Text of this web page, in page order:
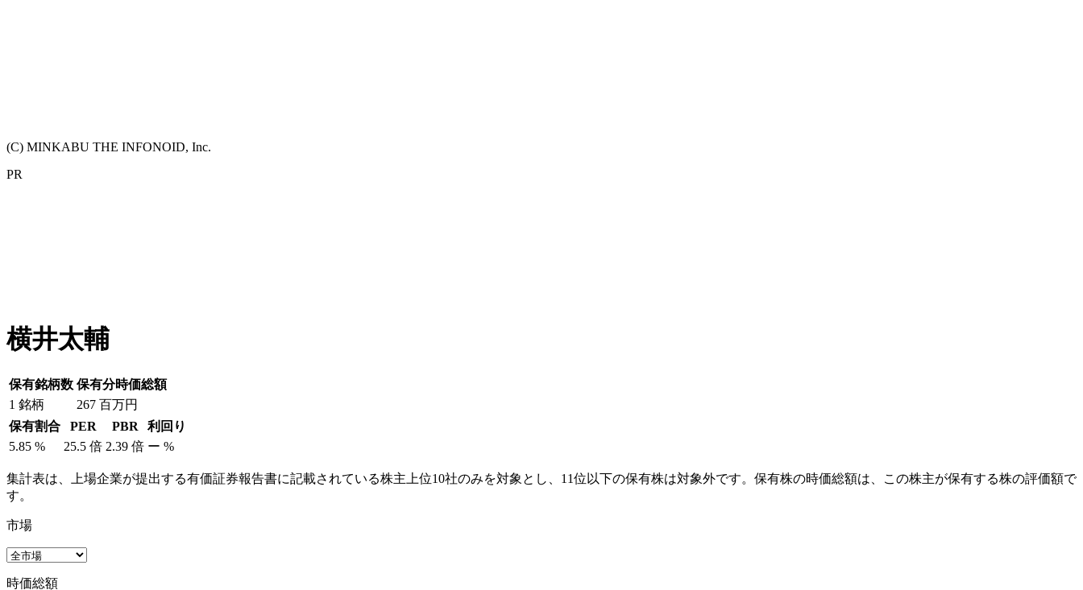
(C) MINKABU THE INFONOID, Inc.
PR
横井太輔
保有銘柄数 保有分時価総額
1 銘柄 267 百万円
保有割合
PER PBR
利回り
5.85 % 25.5 倍 2.39 倍 ー %
集計表は、上場企業が提出する有価証券報告書に記載されている株主上位10社のみを対象とし、11位以下の保有株は対象外です。保有株の時価総額は、この株主が保有する株の評価額で
す。
市場
時価総額